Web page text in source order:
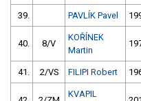
39. PAVLÍK Pavel
40. 8/V
KOŘÍNEK
Martin
41. 2/VS FILIPI Robert
KVAPIL